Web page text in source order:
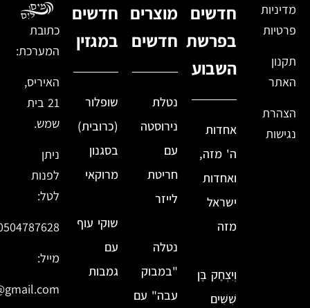
מדיניות
פרטיות
תקנון
האתר
הצהרת
נגישות
חדשים
בפרשת
השבוע
אחדות
ה' מזה,
ואחדות
ישראל
מזה
וְיִצְחָק בֶּן
שִׁשִּׁים
מוצרים
חדשים
נטלת
נירוסטה
עם
חריטת
לייזר
נטלה
"במבוק
עבה" עם
חדשים
במגזין
שופלור
(כרובית)
בסגנון
מרוקאי
שוקי עוף
עם
גמבות
כתובת
המערכת:
האיריס,
21 בית
שמש.
ניתן
לפנות
לטל:
מייל: